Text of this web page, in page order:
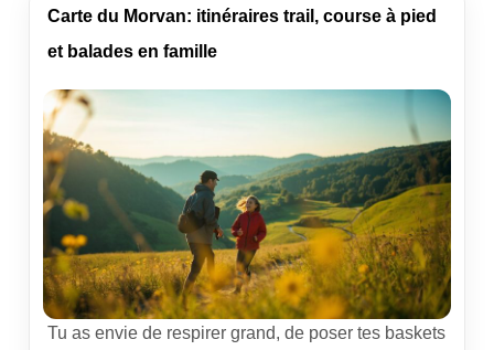
adaptable, et surtout terriblement efficace pour le
bien-être au travail comme pour la performance.
Carte du Morvan: itinéraires trail, course à pied
et balades en famille
Tu as envie de respirer grand, de poser tes baskets